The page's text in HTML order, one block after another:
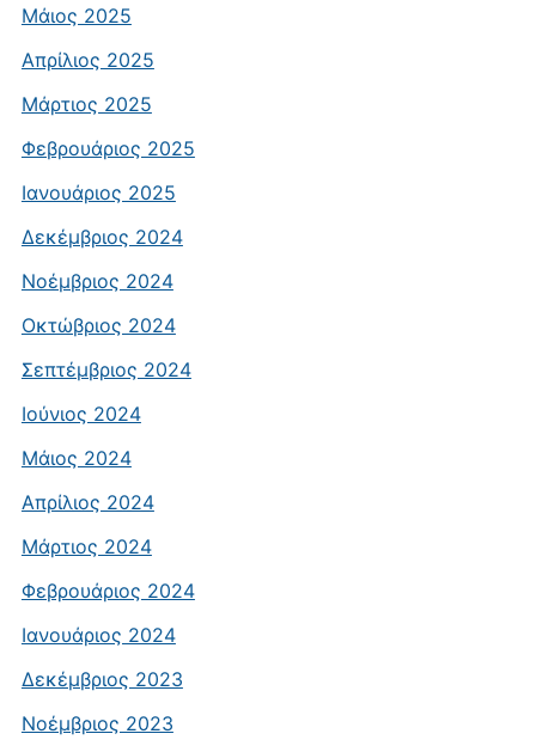
Μάιος 2025
Απρίλιος 2025
Μάρτιος 2025
Φεβρουάριος 2025
Ιανουάριος 2025
Δεκέμβριος 2024
Νοέμβριος 2024
Οκτώβριος 2024
Σεπτέμβριος 2024
Ιούνιος 2024
Μάιος 2024
Απρίλιος 2024
Μάρτιος 2024
Φεβρουάριος 2024
Ιανουάριος 2024
Δεκέμβριος 2023
Νοέμβριος 2023